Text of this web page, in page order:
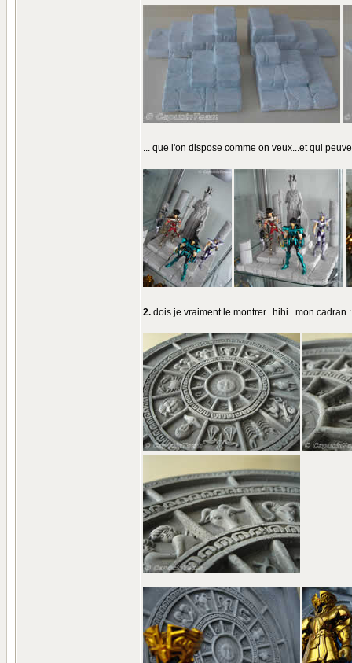
... que l'on dispose comme on veux...et qui
2. dois je vraiment le montrer...hihi...mon cadran :